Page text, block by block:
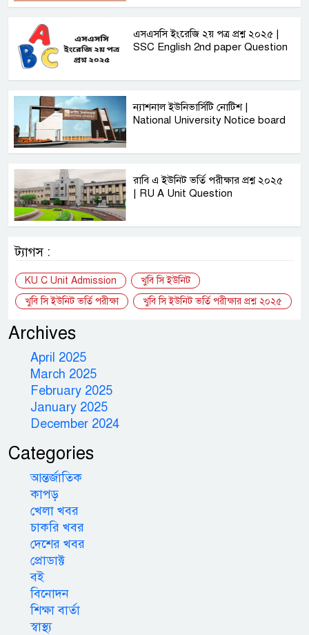
এসএসসি ইংরেজি ২য় পত্র প্রশ্ন ২০২৫ |
SSC English‌ 2nd paper Question
ন্যাশনাল ইউনিভার্সিটি নোটিশ |
National University Notice board
রাবি এ‌ ইউনিট ভর্তি পরীক্ষার প্রশ্ন ২০২৫
| RU A Unit Question
ট্যাগস :
KU C Unit Admission
খুবি সি ইউনিট
খুবি সি ইউনিট ভর্তি পরীক্ষা
খুবি সি ইউনিট ভর্তি পরীক্ষার প্রশ্ন ২০২৫
Archives
April 2025
March 2025
February 2025
January 2025
December 2024
Categories
আন্তর্জাতিক
কাপড়
খেলা খবর
চাকরি খবর
দেশের খবর
প্রোডাক্ট
বই
বিনোদন
শিক্ষা বার্তা
স্বাস্থ্য